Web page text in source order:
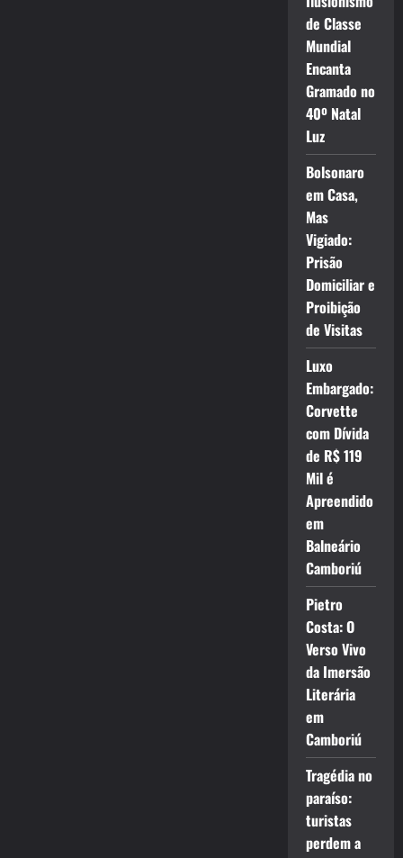
de Classe
Mundial
Encanta
Gramado no
40º Natal
Luz
Bolsonaro
em Casa,
Mas
Vigiado:
Prisão
Domiciliar e
Proibição
de Visitas
Luxo
Embargado:
Corvette
com Dívida
de R$ 119
Mil é
Apreendido
em
Balneário
Camboriú
Pietro
Costa: O
Verso Vivo
da Imersão
Literária
em
Camboriú
Tragédia no
paraíso:
turistas
perdem a